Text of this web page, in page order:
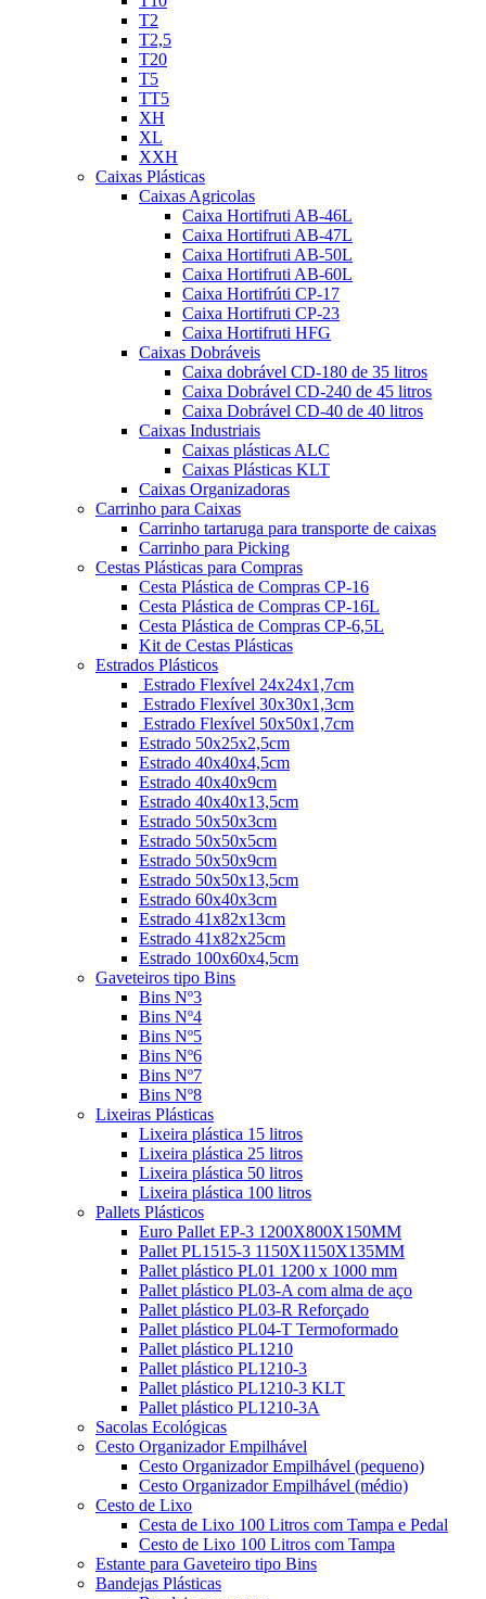
T2
T2,5
T20
T5
TT5
XH
XL
XXH
Caixas Plásticas
Caixas Agricolas
Caixa Hortifruti AB-46L
Caixa Hortifruti AB-47L
Caixa Hortifruti AB-50L
Caixa Hortifruti AB-60L
Caixa Hortifrúti CP-17
Caixa Hortifruti CP-23
Caixa Hortifruti HFG
Caixas Dobráveis
Caixa dobrável CD-180 de 35 litros
Caixa Dobrável CD-240 de 45 litros
Caixa Dobrável CD-40 de 40 litros
Caixas Industriais
Caixas plásticas ALC
Caixas Plásticas KLT
Caixas Organizadoras
Carrinho para Caixas
Carrinho tartaruga para transporte de caixas
Carrinho para Picking
Cestas Plásticas para Compras
Cesta Plástica de Compras CP-16
Cesta Plástica de Compras CP-16L
Cesta Plástica de Compras CP-6,5L
Kit de Cestas Plásticas
Estrados Plásticos
Estrado Flexível 24x24x1,7cm
Estrado Flexível 30x30x1,3cm
Estrado Flexível 50x50x1,7cm
Estrado 50x25x2,5cm
Estrado 40x40x4,5cm
Estrado 40x40x9cm
Estrado 40x40x13,5cm
Estrado 50x50x3cm
Estrado 50x50x5cm
Estrado 50x50x9cm
Estrado 50x50x13,5cm
Estrado 60x40x3cm
Estrado 41x82x13cm
Estrado 41x82x25cm
Estrado 100x60x4,5cm
Gaveteiros tipo Bins
Bins Nº3
Bins Nº4
Bins Nº5
Bins Nº6
Bins Nº7
Bins Nº8
Lixeiras Plásticas
Lixeira plástica 15 litros
Lixeira plástica 25 litros
Lixeira plástica 50 litros
Lixeira plástica 100 litros
Pallets Plásticos
Euro Pallet EP-3 1200X800X150MM
Pallet PL1515-3 1150X1150X135MM
Pallet plástico PL01 1200 x 1000 mm
Pallet plástico PL03-A com alma de aço
Pallet plástico PL03-R Reforçado
Pallet plástico PL04-T Termoformado
Pallet plástico PL1210
Pallet plástico PL1210-3
Pallet plástico PL1210-3 KLT
Pallet plástico PL1210-3A
Sacolas Ecológicas
Cesto Organizador Empilhável
Cesto Organizador Empilhável (pequeno)
Cesto Organizador Empilhável (médio)
Cesto de Lixo
Cesta de Lixo 100 Litros com Tampa e Pedal
Cesto de Lixo 100 Litros com Tampa
Estante para Gaveteiro tipo Bins
Bandejas Plásticas